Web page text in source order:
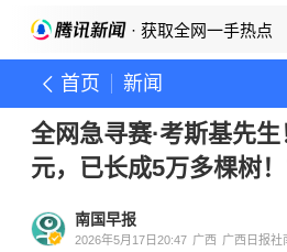
· 获取全网一手热点
首页 新闻
全网急寻赛·考斯基先
元，已长成5万多棵树
南国早报
2026年5月17日20:47 广西 广西日报社